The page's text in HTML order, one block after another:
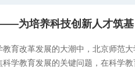
为培养科技创新人才筑基
教育改革发展的大潮中，北京师范
学教育发展的关键问题，在科学